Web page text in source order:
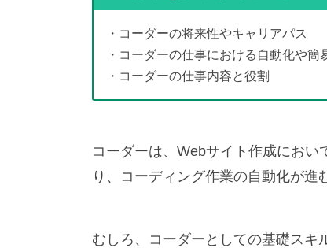
・コーダーの将来性やキャリアパス
・コーダーの仕事における自動化や簡
・コーダーの仕事内容と役割
コーダーは、Webサイト作成におい
り、コーディング作業の自動化が進
むしろ、コーダーとしての基礎スキ